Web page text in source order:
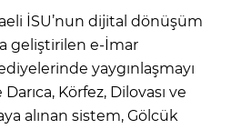
İSU’nun dijital dönüşüm
geliştirilen e-İmar
yaygınlaşmayı
Körfez, Dilovası ve
alınan sistem, Gölcük